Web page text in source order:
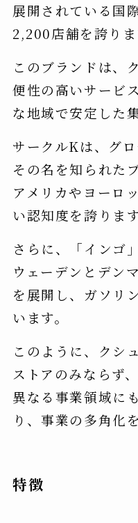
展開されている国
2,200店舗を誇りま
このブランドは、
便性の高いサービ
な地域で安定した
サークルKは、グ
その名を知られた
アメリカやヨーロ
い認知度を誇ります
さらに、「インゴ
ウェーデンとデン
を展開し、ガソリ
います。
このように、クシ
ストアのみならず
異なる事業領域に
り、事業の多角化
特徴